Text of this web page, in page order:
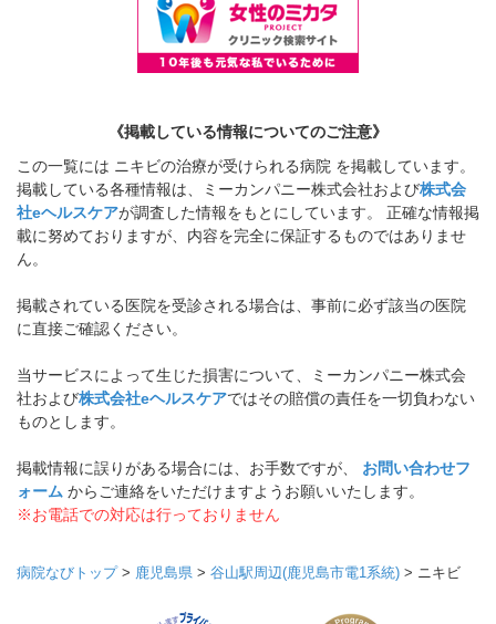
《掲載している情報についてのご注意》
この一覧には ニキビの治療が受けられる病院 を掲載しています。
掲載している各種情報は、ミーカンパニー株式会社および株式会
社eヘルスケアが調査した情報をもとにしています。 正確な情報掲
載に努めておりますが、内容を完全に保証するものではありませ
ん。
掲載されている医院を受診される場合は、事前に必ず該当の医院
に直接ご確認ください。
当サービスによって生じた損害について、ミーカンパニー株式会
社および株式会社eヘルスケアではその賠償の責任を一切負わない
ものとします。
掲載情報に誤りがある場合には、お手数ですが、 お問い合わせフ
ォーム からご連絡をいただけますようお願いいたします。
※お電話での対応は行っておりません
病院なびトップ> 鹿児島県 > 谷山駅周辺(鹿児島市電1系統) > ニキビ